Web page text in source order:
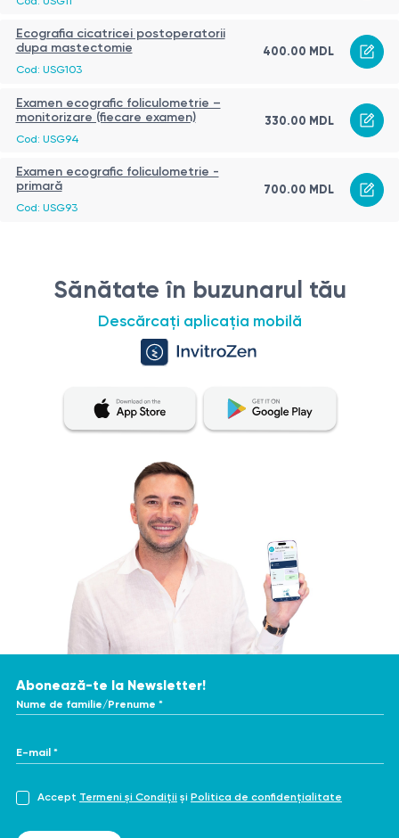
Ecografia cicatricei postoperatorii
dupa mastectomie
Cod: USG103
400.00 MDL
Examen ecografic foliculometrie –
monitorizare (fiecare examen)
Cod: USG94
330.00 MDL
Examen ecografic foliculometrie -
primară
Cod: USG93
700.00 MDL
Sănătate în buzunarul tău
Descărcați aplicația mobilă
Abonează-te la Newsletter!
Nume de familie/Prenume *
E-mail *
Accept Termeni și Condiții și Politica de confidențialitate